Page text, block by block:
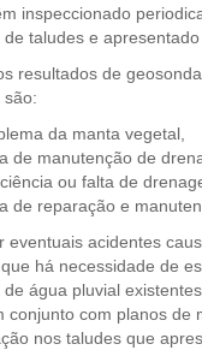
inspeccionado
taludes e
resultados de
são:
da manta vegetal,
de manutenção de
ou falta de
de reparação e
eventuais acidentes
há necessidade de
de água pluvial
conjunto com planos de
nos taludes que